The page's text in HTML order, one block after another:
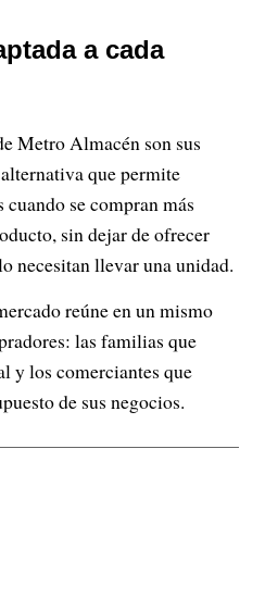
a cada
Metro Almacén son sus
que permite
se compran más
sin dejar de ofrecer
necesitan llevar una unidad.
reúne en un mismo
las familias que
y los comerciantes que
de sus negocios.